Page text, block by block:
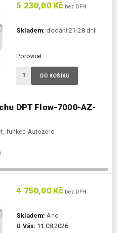
DPT Flow-7000-AZ-
funkce Autozero
5 230,00 Kč bez DPH
Skladem: dodání 21-28 dní
Porovnat
DO KOŠÍKU
4 750,00 Kč bez DPH
Skladem: Ano
U Vás: 11.08.2026